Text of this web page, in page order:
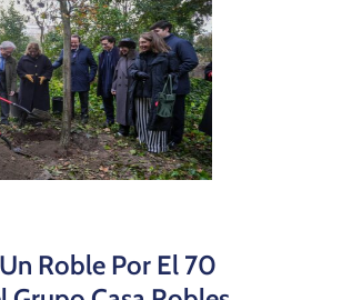
Roble Por El 70